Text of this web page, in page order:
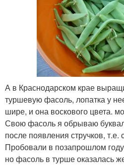
А в Краснодарском крае
туршевую фасоль, лопатка у
шире, и она воскового цвета.
Свою фасоль я обрываю
после появления стручков, т.е.
Пробовали в позапрошлом
но фасоль в турше оказалась